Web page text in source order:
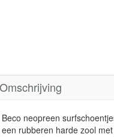
Omschrijving
Beco neopreen
een rubberen harde zool